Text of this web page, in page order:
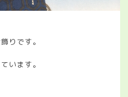
りです。
います。